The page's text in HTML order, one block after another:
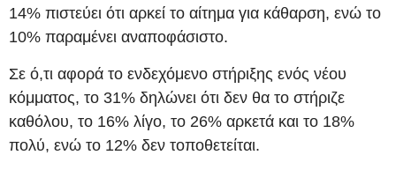
14% πιστεύει ότι αρκεί το αίτημα για κάθαρση, ενώ το
10% παραμένει αναποφάσιστο.
Σε ό,τι αφορά το ενδεχόμενο στήριξης ενός νέου
κόμματος, το 31% δηλώνει ότι δεν θα το στήριζε
καθόλου, το 16% λίγο, το 26% αρκετά και το 18%
πολύ, ενώ το 12% δεν τοποθετείται.